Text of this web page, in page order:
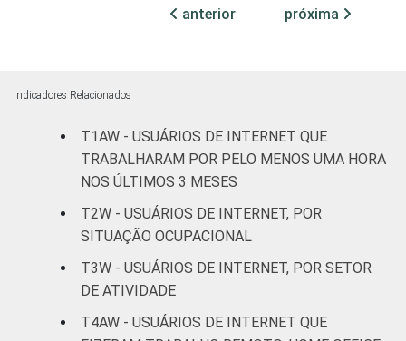
Fundamental
80 17
FAIXA
ETÁRIA
De 16 a 24
anos
74 14
De 25 a 34
anos
De 35 a 44
anterior próxima
Indicadores Relacionados
T1AW - USUÁRIOS DE INTERNET QUE
TRABALHARAM POR PELO MENOS UMA HORA
NOS ÚLTIMOS 3 MESES
T2W - USUÁRIOS DE INTERNET, POR
SITUAÇÃO OCUPACIONAL
T3W - USUÁRIOS DE INTERNET, POR SETOR
DE ATIVIDADE
T4AW - USUÁRIOS DE INTERNET QUE